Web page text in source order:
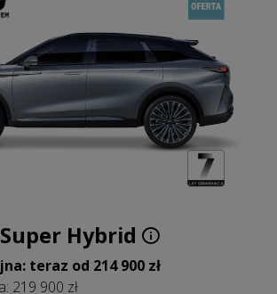
Hybrid
teraz od 214 900 zł
219 900 zł